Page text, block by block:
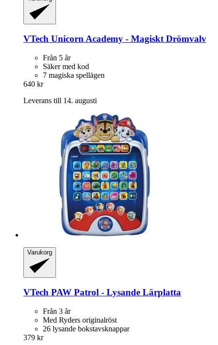
VTech Unicorn Academy -​ Magiskt Drömvalv
Från 5 år
Säker med kod
7 magiska spellägen
640 kr
Leverans till 14. augusti
Varukorg
VTech PAW Patrol -​ Lysande Lärplatta
Från 3 år
Med Ryders originalröst
26 lysande bokstavsknappar
379 kr